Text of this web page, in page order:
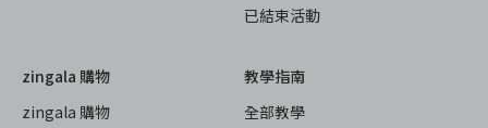
已結束活動
zingala 購物
zingala 購物
教學指南
全部教學